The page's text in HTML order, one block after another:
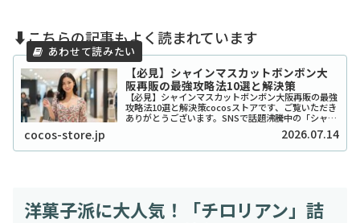
⬇️こちらの記事もよく読まれています
【必見】シャインマスカットボンボン大
阪再販の最強攻略法10選と解決策
【必見】シャインマスカットボンボン大阪再販の最強
攻略法10選と解決策cocosストアです、ご覧いただき
ありがとうございます。SNSで話題沸騰中の「シャイ
ンマスカットボンボン」、大阪でも探し回っている方
が本当に多いですよね。2026年現在もそ...
cocos-store.jp 2026.07.14
洋菓子派に大人気！「チロリアン」詰